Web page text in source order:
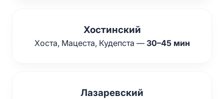
Хостинский
Хоста, Мацеста, Кудепста — 30–45 мин
Лазаревский